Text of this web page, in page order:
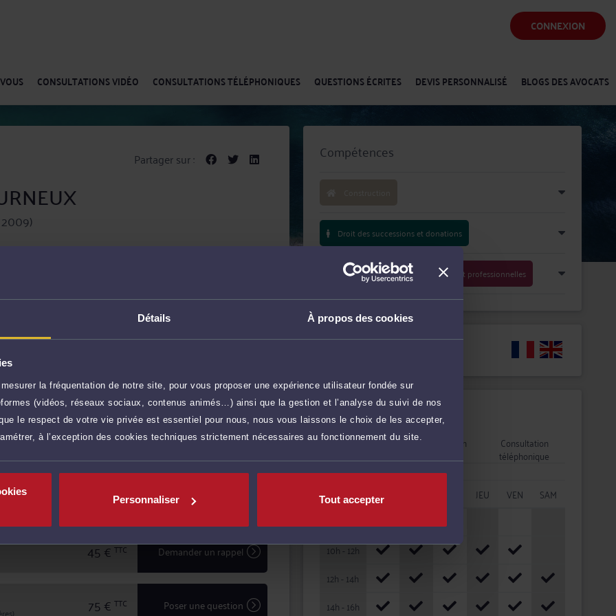
Détails À propos des cookies
la fréquentation de notre site, pour vous proposer une expérience utilisateur fondée sur
(vidéos, réseaux sociaux, contenus animés…) ainsi que la gestion et l’analyse du suivi de nos
le respect de votre vie privée est essentiel pour nous, nous vous laissons le choix de les accepter,
à l’exception des cookies techniques strictement nécessaires au fonctionnement du site.
Personnaliser Tout accepter
CONNEXION
CONSULTATIONS VIDÉO CONSULTATIONS TÉLÉPHONIQUES QUESTIONS ÉCRITES DEVIS PERSONNALISÉ BLOGS DES AVOCATS
Partager sur :
ses compétences au service de ses clients dans les
de la famille, des personnes et de leur patrimoine,
Procédure civile, habilitation famililale, tutelle.
défendre vos intérêts.
chacun de ses clients en leur garantissant expertise
plus
90 € TTC Prendre RDV
90 €TTC Prendre RDV
45 €TTC Demander un rappel
75 € TTC Poser une question
Compétences
Droit des successions et donations
Droit des sociétés commerciales et professionnelles
Disponibilités
Rendez-vous Consultation Consultation
téléphonique
HORAIRES LUN JEU VEN
SAM
08h - 10h
10h - 12h
12h - 14h
14h - 16h